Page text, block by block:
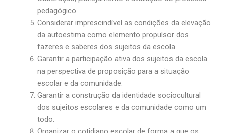
pedagógico.
Considerar imprescindível as condições da elevação
da autoestima como elemento propulsor dos
fazeres e saberes dos sujeitos da escola.
Garantir a participação ativa dos sujeitos da escola
na perspectiva de proposição para a situação
escolar e da comunidade.
Garantir a construção da identidade sociocultural
dos sujeitos escolares e da comunidade como um
todo.